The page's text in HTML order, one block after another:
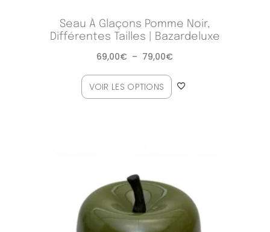
Seau À Glaçons Pomme Noir,
Différentes Tailles | Bazardeluxe
69,00€ – 79,00€
VOIR LES OPTIONS